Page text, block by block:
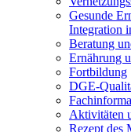
Gesunde
Integration
Beratung
Ernährung
Fortbildung
DGE-
Aktivitäten
Rezept des